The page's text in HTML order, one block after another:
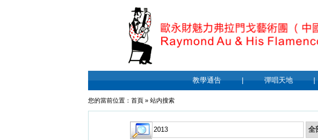
教學通告 | 彈唱天地 |
您的當前位置： 首頁 » 站内搜索